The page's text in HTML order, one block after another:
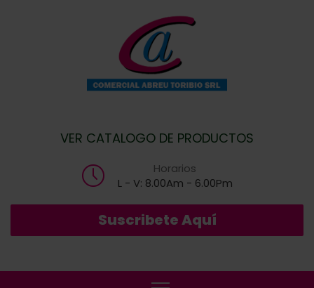
VER CATALOGO DE PRODUCTOS
Horarios
L - V: 8.00Am - 6.00Pm
Suscribete Aquí